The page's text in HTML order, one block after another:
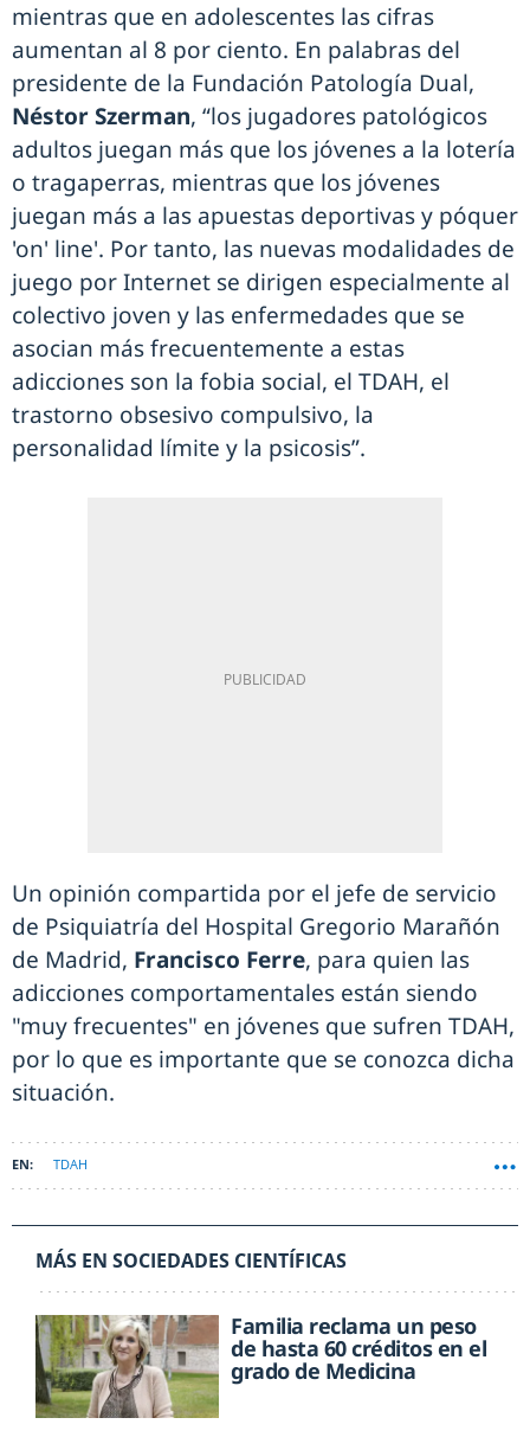
mientras que en adolescentes las cifras
aumentan al 8 por ciento. En palabras del
presidente de la Fundación Patología Dual,
Néstor Szerman, “los jugadores patológicos
adultos juegan más que los jóvenes a la lotería
o tragaperras, mientras que los jóvenes
juegan más a las apuestas deportivas y póquer
'on' line'. Por tanto, las nuevas modalidades de
juego por Internet se dirigen especialmente al
colectivo joven y las enfermedades que se
asocian más frecuentemente a estas
adicciones son la fobia social, el TDAH, el
trastorno obsesivo compulsivo, la
personalidad límite y la psicosis”.
Un opinión compartida por el jefe de servicio
de Psiquiatría del Hospital Gregorio Marañón
de Madrid, Francisco Ferre, para quien las
adicciones comportamentales están siendo
"muy frecuentes" en jóvenes que sufren TDAH,
por lo que es importante que se conozca dicha
situación.
TDAH
MÁS EN SOCIEDADES CIENTÍFICAS
Familia reclama un peso
de hasta 60 créditos en el
grado de Medicina